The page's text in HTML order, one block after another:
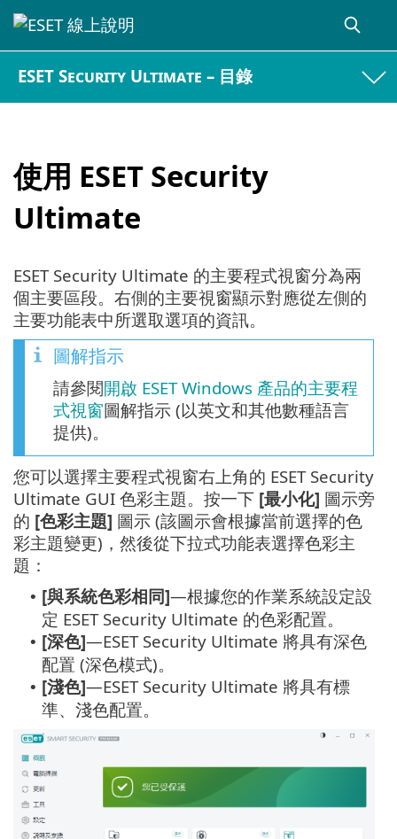
ESET Security Ultimate – 目錄
使用 ESET Security
Ultimate
ESET Security Ultimate 的主要程式視窗分為兩
個主要區段。右側的主要視窗顯示對應從左側的
主要功能表中所選取選項的資訊。
圖解指示
請參閱開啟 ESET Windows 產品的主要程
式視窗圖解指示 (以英文和其他數種語言
提供)。
您可以選擇主要程式視窗右上角的 ESET Security
Ultimate GUI 色彩主題。按一下 [最小化] 圖示旁
的 [色彩主題] 圖示 (該圖示會根據當前選擇的色
彩主題變更)，然後從下拉式功能表選擇色彩主
題：
• [與系統色彩相同]—根據您的作業系統設定設
定 ESET Security Ultimate 的色彩配置。
• [深色]—ESET Security Ultimate 將具有深色
配置 (深色模式)。
• [淺色]—ESET Security Ultimate 將具有標
準、淺色配置。